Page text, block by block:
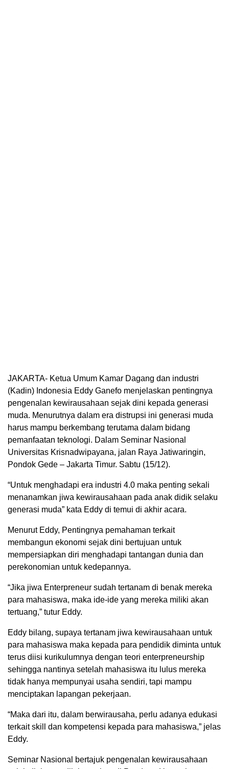
JAKARTA- Ketua Umum Kamar Dagang dan industri
(Kadin) Indonesia Eddy Ganefo menjelaskan pentingnya
pengenalan kewirausahaan sejak dini kepada generasi
muda. Menurutnya dalam era distrupsi ini generasi muda
harus mampu berkembang terutama dalam bidang
pemanfaatan teknologi. Dalam Seminar Nasional
Universitas Krisnadwipayana, jalan Raya Jatiwaringin,
Pondok Gede – Jakarta Timur. Sabtu (15/12).
“Untuk menghadapi era industri 4.0 maka penting sekali
menanamkan jiwa kewirausahaan pada anak didik selaku
generasi muda” kata Eddy di temui di akhir acara.
Menurut Eddy, Pentingnya pemahaman terkait
membangun ekonomi sejak dini bertujuan untuk
mempersiapkan diri menghadapi tantangan dunia dan
perekonomian untuk kedepannya.
“Jika jiwa Enterpreneur sudah tertanam di benak mereka
para mahasiswa, maka ide-ide yang mereka miliki akan
tertuang,” tutur Eddy.
Eddy bilang, supaya tertanam jiwa kewirausahaan untuk
para mahasiswa maka kepada para pendidik diminta untuk
terus diisi kurikulumnya dengan teori enterpreneurship
sehingga nantinya setelah mahasiswa itu lulus mereka
tidak hanya mempunyai usaha sendiri, tapi mampu
menciptakan lapangan pekerjaan.
“Maka dari itu, dalam berwirausaha, perlu adanya edukasi
terkait skill dan kompetensi kepada para mahasiswa,” jelas
Eddy.
Seminar Nasional bertajuk pengenalan kewirausahaan